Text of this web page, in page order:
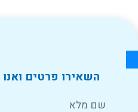
השאירו פרטים